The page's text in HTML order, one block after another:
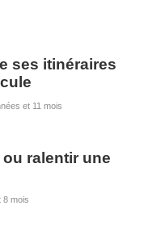
ses itinéraires
et 11 mois
ralentir une
8 mois